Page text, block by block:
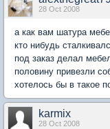
28 Oct 2008
а как вам шатура
кто нибудь
под заказ делал
половину привезли
хотелось бы в такое
karmix
28 Oct 2008